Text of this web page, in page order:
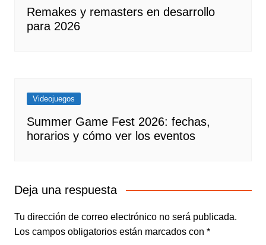
Remakes y remasters en desarrollo
para 2026
Videojuegos
Summer Game Fest 2026: fechas,
horarios y cómo ver los eventos
Deja una respuesta
Tu dirección de correo electrónico no será publicada.
Los campos obligatorios están marcados con *